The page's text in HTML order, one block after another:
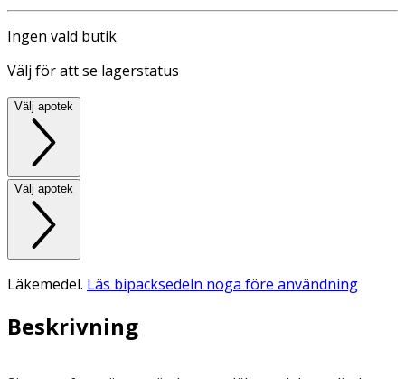
Ingen vald butik
Välj för att se lagerstatus
Välj apotek
Välj apotek
Läkemedel. Läs bipacksedeln noga före användning
Beskrivning